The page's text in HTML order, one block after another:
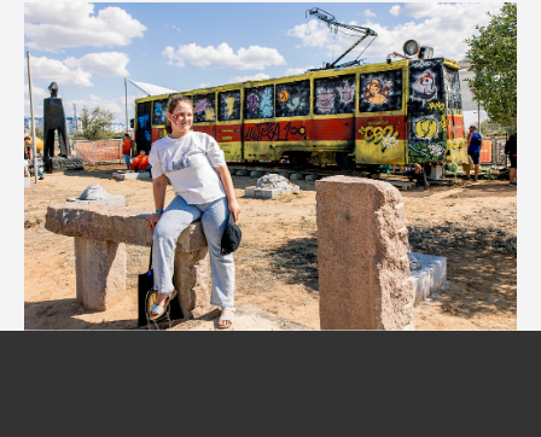
БЕГОВЫЕ ДИСТАНЦИИ
КАРТА САЙТА
ОГРН 1153435003864
ЮРИДИЧЕСКИЙ АДРЕС: ВОЛГОГРАДСКАЯ
ОБЛАСТЬ, Г. ВОЛЖСКИЙ, УЛ. ИМ.
ГЕНЕРАЛА КАРБЫШЕВА, Д.1А, ОФИС 301
ФЕСТИВАЛЬСПОРТО НАС
ПАРТНЕРАМ
ДЛЯ СМИ КОНТАКТЫ ВОЛОНТЕРАМ
РОСТОКТРОПАПЫЛЬПЫЛЬ.НОЧЬПЕСОК
ПЕСОК.НОЧЬ ПОЛЫНЬ ОСТРОВ 5ОСТРОВ 12
КАНИКРОСС ЗАБЕГ С ЖЕНАМИ